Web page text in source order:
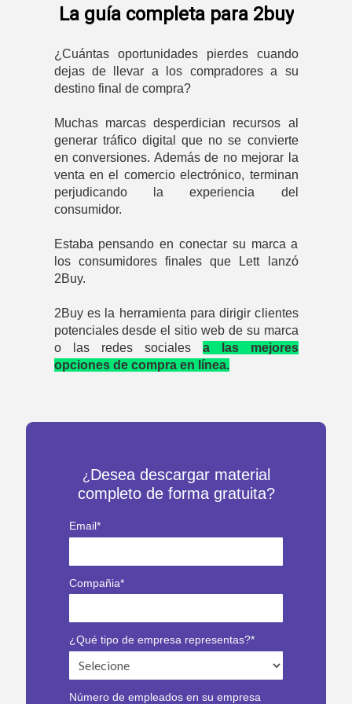
La guía completa para 2buy
¿Cuántas oportunidades pierdes cuando
dejas de llevar a los compradores a su
destino final de compra?
Muchas marcas desperdician recursos al
generar tráfico digital que no se convierte
en conversiones. Además de no mejorar la
venta en el comercio electrónico, terminan
perjudicando la experiencia del
consumidor.
Estaba pensando en conectar su marca a
los consumidores finales que Lett lanzó
2Buy.
2Buy es la herramienta para dirigir clientes
potenciales desde el sitio web de su marca
o las redes sociales
a las mejores
opciones de compra en línea.
¿ Desea descargar material
completo de forma gratuita?
Email*
Compañia*
¿Qué tipo de empresa representas?*
Número de empleados en su empresa